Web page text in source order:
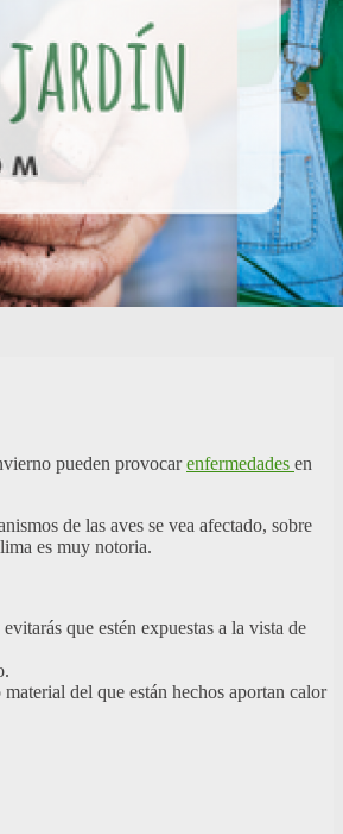
pueden provocarenfermedades en
de las aves se vea afectado, sobre
es muy notoria.
que estén expuestas a la vista de
del que están hechos aportan calor